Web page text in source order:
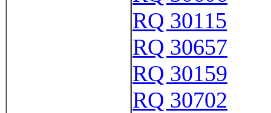
RQ 30115
RQ 30657
RQ 30159
RQ 30702